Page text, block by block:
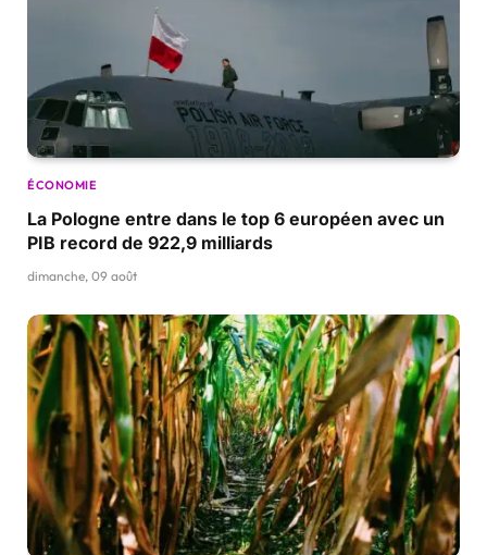
ÉCONOMIE
La Pologne entre dans le top 6 européen avec un
PIB record de 922,9 milliards
dimanche, 09 août